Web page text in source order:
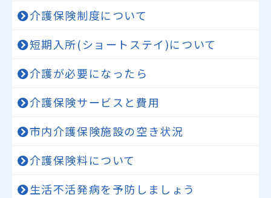
介護保険制度について
短期入所(ショートステイ)について
介護が必要になったら
介護保険サービスと費用
市内介護保険施設の空き状況
介護保険料について
生活不活発病を予防しましょう